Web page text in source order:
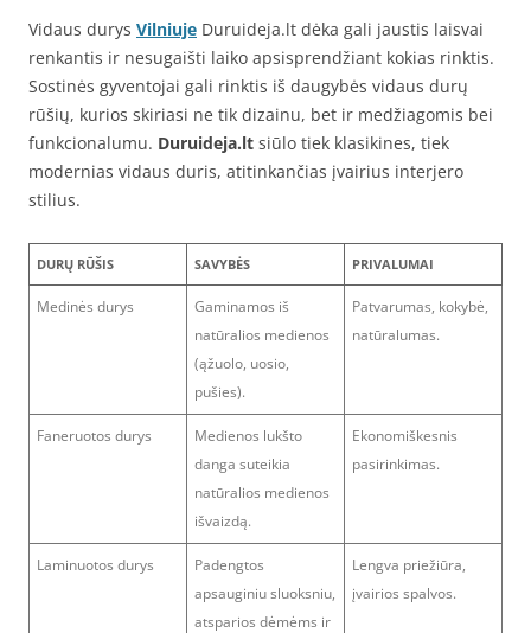
Vidaus durys Vilniuje Duruideja.lt dėka gali jaustis laisvai
renkantis ir nesugaišti laiko apsisprendžiant kokias rinktis.
Sostinės gyventojai gali rinktis iš daugybės vidaus durų
rūšių, kurios skiriasi ne tik dizainu, bet ir medžiagomis bei
funkcionalumu. Duruideja.lt siūlo tiek klasikines, tiek
modernias vidaus duris, atitinkančias įvairius interjero
stilius.
DURŲ RŪŠIS SAVYBĖS PRIVALUMAI
Medinės durys
Gaminamos iš
natūralios medienos
(ąžuolo, uosio,
pušies).
Patvarumas, kokybė,
natūralumas.
Faneruotos durys
Medienos lukšto
danga suteikia
natūralios medienos
išvaizdą.
Ekonomiškesnis
pasirinkimas.
Laminuotos durys
Padengtos
apsauginiu sluoksniu,
atsparios dėmėms ir
Lengva priežiūra,
įvairios spalvos.